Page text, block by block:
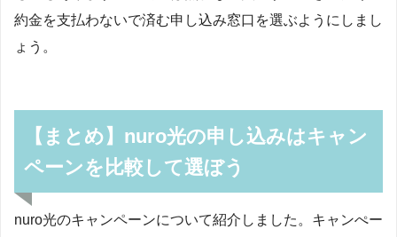
約金を支払わないで済む申し込み窓口を選ぶようにしまし
ょう。
【まとめ】nuro光の申し込みはキャン
ペーンを比較して選ぼう
nuro光のキャンペーンについて紹介しました。キャンぺー